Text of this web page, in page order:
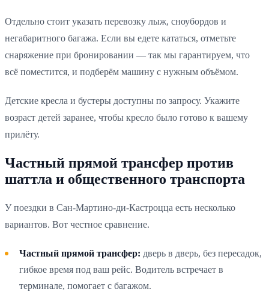
Отдельно стоит указать перевозку лыж, сноубордов и
негабаритного багажа. Если вы едете кататься, отметьте
снаряжение при бронировании — так мы гарантируем, что
всё поместится, и подберём машину с нужным объёмом.
Детские кресла и бустеры доступны по запросу. Укажите
возраст детей заранее, чтобы кресло было готово к вашему
прилёту.
Частный прямой трансфер против
шаттла и общественного транспорта
У поездки в Сан-Мартино-ди-Кастроцца есть несколько
вариантов. Вот честное сравнение.
Частный прямой трансфер: дверь в дверь, без пересадок,
гибкое время под ваш рейс. Водитель встречает в
терминале, помогает с багажом.